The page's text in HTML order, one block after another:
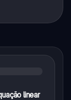
linear